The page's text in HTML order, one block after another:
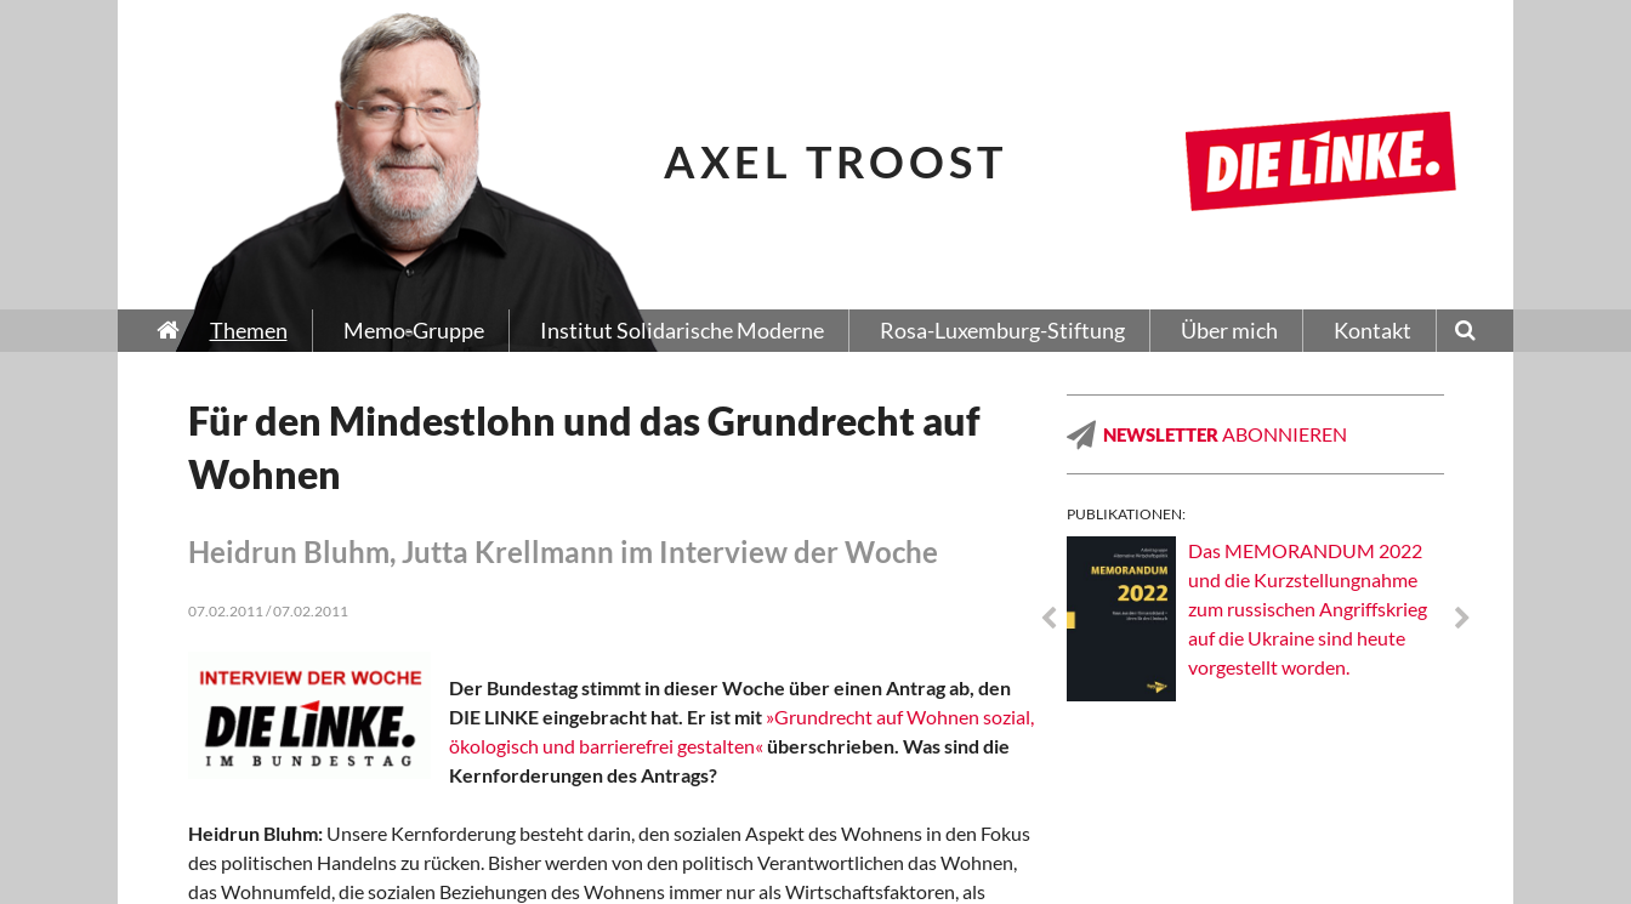
AXEL TROOST
Themen Memo-Gruppe Institut Solidarische Moderne Rosa-Luxemburg-Stiftung Über mich Kontakt
Für den Mindestlohn und das Grundrecht auf
Wohnen
Heidrun Bluhm, Jutta Krellmann im Interview der Woche
07.02.2011 / 07.02.2011
Der Bundestag stimmt in dieser Woche über einen Antrag ab, den
DIE LINKE eingebracht hat. Er ist mit »Grundrecht auf Wohnen sozial,
ökologisch und barrierefrei gestalten« überschrieben. Was sind die
Kernforderungen des Antrags?
Heidrun Bluhm:Unsere Kernforderung besteht darin, den sozialen Aspekt des Wohnens in den Fokus
des politischen Handelns zu rücken. Bisher werden von den politisch Verantwortlichen das Wohnen,
das Wohnumfeld, die sozialen Beziehungen des Wohnens immer nur als Wirtschaftsfaktoren, als
NEWSLETTER ABONNIEREN
PUBLIKATIONEN:
Solidarisches EUropa -
Das MEMORANDUM 2022
und die Kurzstellungnahme
zum russischen Angriffskrieg
auf die Ukraine sind heute
vorgestellt worden.